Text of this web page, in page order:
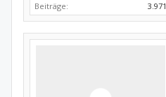
Beiträge:
3.971